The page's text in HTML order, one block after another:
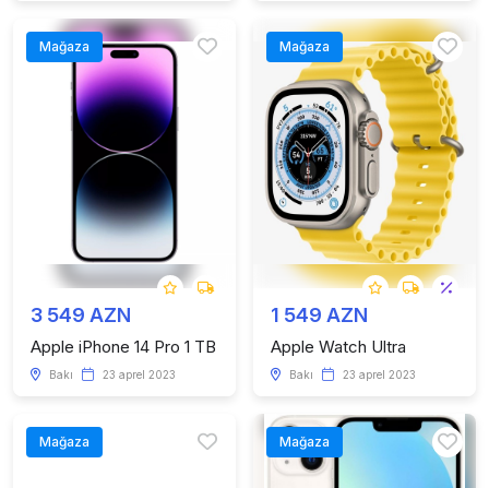
Mağaza
3 549 AZN
Apple iPhone 14 Pro 1 TB
Bakı 23 aprel 2023
Mağaza
1 549 AZN
Apple Watch Ultra
Bakı 23 aprel 2023
Mağaza Mağaza